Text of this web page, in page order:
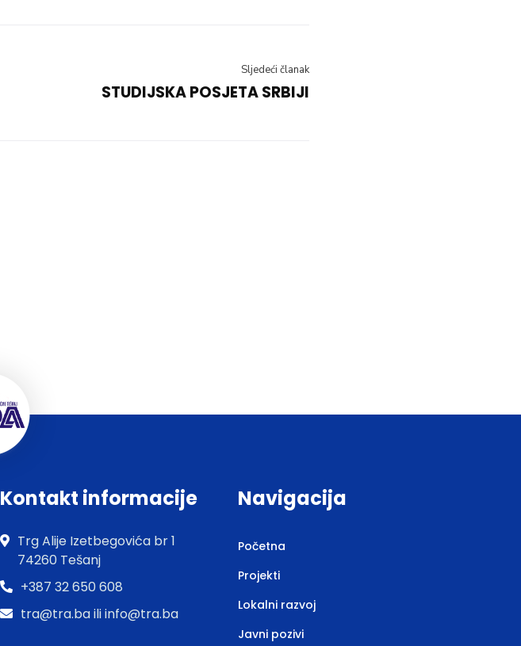
Sljedeći članak
STUDIJSKA POSJETA SRBIJI
Kontakt informacije
Trg Alije Izetbegovića br 1
74260 Tešanj
+387 32 650 608
tra@tra.ba ili info@tra.ba
Navigacija
Početna
Projekti
Lokalni razvoj
Javni pozivi